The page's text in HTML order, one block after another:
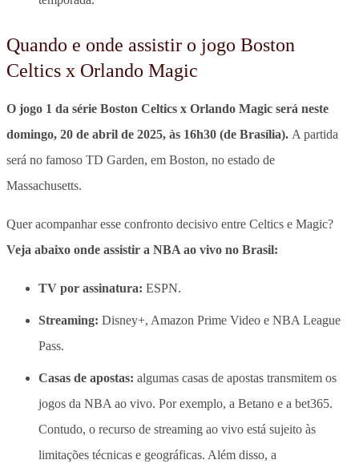
Quando e onde assistir o jogo Boston
Celtics x Orlando Magic
O jogo 1 da série Boston Celtics x Orlando Magic será neste
domingo, 20 de abril de 2025, às 16h30 (de Brasília). A partida
será no famoso TD Garden, em Boston, no estado de
Massachusetts.
Quer acompanhar esse confronto decisivo entre Celtics e Magic?
Veja abaixo onde assistir a NBA ao vivo no Brasil:
TV por assinatura: ESPN.
Streaming: Disney+, Amazon Prime Video e NBA League
Pass.
Casas de apostas: algumas casas de apostas transmitem os
jogos da NBA ao vivo. Por exemplo, a Betano e a bet365.
Contudo, o recurso de streaming ao vivo está sujeito às
limitações técnicas e geográficas. Além disso, a